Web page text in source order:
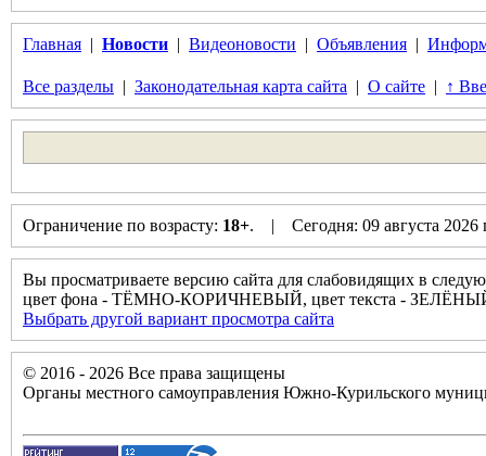
Главная | Новости | Видеоновости | Объявления |
Все разделы | Законодательная карта сайта | О сайте | ↑
Ограничение по возрасту: 18+. | Сегодня: 09 августа
Вы просматриваете версию сайта для слабовидящих в
цвет фона - ТЁМНО-КОРИЧНЕВЫЙ, цвет текста -
Выбрать другой вариант просмотра сайта
© 2016 - 2026 Все права защищены
Органы местного самоуправления Южно-Курильского